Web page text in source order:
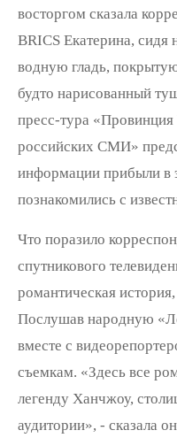
восторгом сказала
BRICS Екатерина, сидя
водную гладь,
будто нарисованный
пресс-тура
российских СМИ»
информации прибыли в
познакомились с
Что поразило
спутникового
романтическая
Послушав народную
вместе с
съемкам. «Здесь все
легенду Ханчжоу,
аудитории», - сказала